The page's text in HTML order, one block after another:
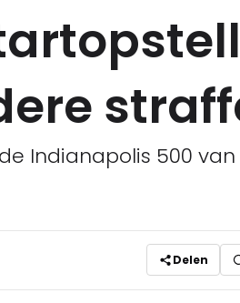
Indianapolis 500
Delen